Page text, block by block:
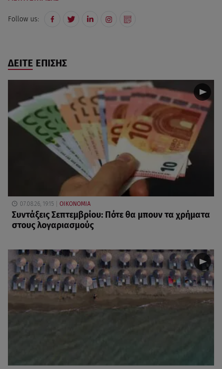
Follow us:
ΔΕΙΤΕ ΕΠΙΣΗΣ
07.08.26, 19:15 ΟΙΚΟΝΟΜΙΑ
Συντάξεις Σεπτεμβρίου: Πότε θα μπουν τα χρήματα
στους λογαριασμούς